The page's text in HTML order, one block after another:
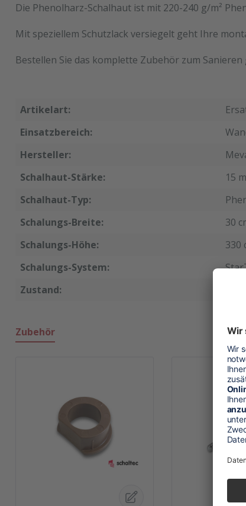
Die Phenolharz-Schalhaut ist mit 220-240 g/m²
Mit speziellem Schutzlack versiegelt geht Ihre
Bestellen Sie das komplette Zubehör zum
Artikelart:
Einsatzbereich:
Hersteller:
Schalhaut-Stärke:
15
Schalhaut-Typ:
Schalungs-Breite:
30
Schalungs-Höhe:
330
Schalungs-System:
Zustand:
Zubehör